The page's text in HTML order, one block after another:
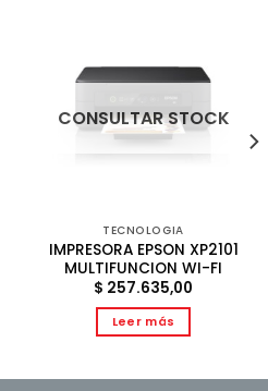
CONSULTAR STOCK
TECNOLOGIA
IMPRESORA EPSON XP2101
MULTIFUNCION WI-FI
$ 257.635,00
Leer más